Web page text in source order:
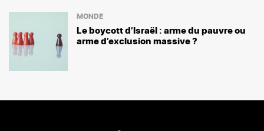
MONDE
Le boycott d’Israël : arme du pauvre ou
arme d’exclusion massive ?